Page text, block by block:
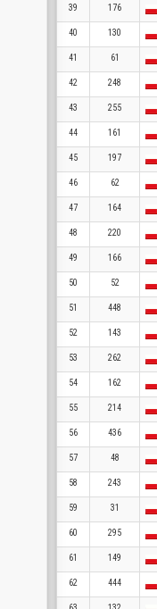
39 176
40 130
41 61
42 248
43 255
44 161
45 197
46 62
47 164
48 220
49 166
50 52
51 448
52 143
53 262
54 162
55 214
56 436
57 48
58 243
59 31
60 295
61 149
62 444